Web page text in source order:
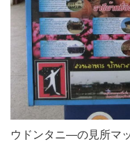
ウドンタニ―の見所マ